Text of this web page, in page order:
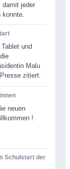
damit jeder
und
Malu
zitiert.
neuen
!
Schulstart der